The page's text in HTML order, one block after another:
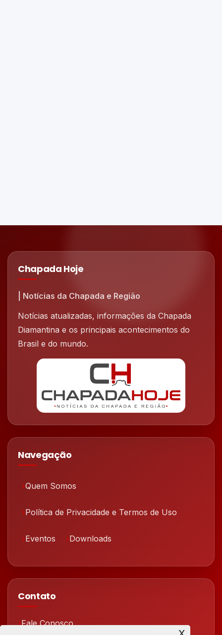
Chapada Hoje
| Notícias da Chapada e Região
Notícias atualizadas, informações da Chapada
Diamantina e os principais acontecimentos do
Brasil e do mundo.
Navegação
Quem Somos
Política de Privacidade e Termos de Uso
Eventos Downloads
Contato
Fale Conosco